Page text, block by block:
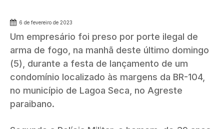
6 de fevereiro de 2023
Um empresário foi preso por porte ilegal de
arma de fogo, na manhã deste último domingo
(5), durante a festa de lançamento de um
condomínio localizado às margens da BR-104,
no município de Lagoa Seca, no Agreste
paraibano.